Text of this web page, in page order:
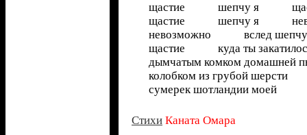
щастие шепчу я
щастие шепчу я
невозможно вслед шепчу
щастие куда ты
дымчатым комком домашней
колобком из грубой шерсти
сумерек шотландии моей
Cтихи Каната Омара